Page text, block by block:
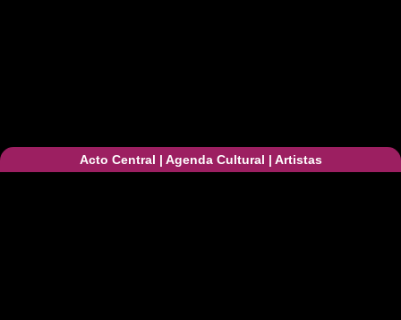
Acto Central | Agenda Cultural | Artistas